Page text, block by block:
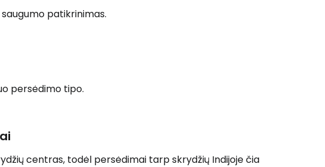
patikrinimas.
persėdimo tipo.
centras, todėl persėdimai tarp skrydžių Indijoje čia